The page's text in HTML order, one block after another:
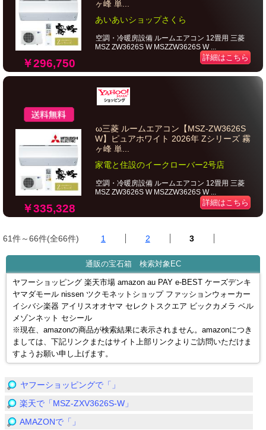
￥296,750
ヶ峰 単...
あいあいショップさくら
空調・冷暖房設備 ルームエアコン 12畳用 三菱
MSZ ZW3626S W MSZZW3626S W ...
詳細はこちら
￥335,328
ω三菱 ルームエアコン【MSZ-ZW3626S
W】ピュアホワイト 2026年 Zシリーズ 霧
ヶ峰 単...
家電と住設のイークローバー2号店
空調・冷暖房設備 ルームエアコン 12畳用 三菱
MSZ ZW3626S W MSZZW3626S W ...
詳細はこちら
61件～66件(全66件) 1 2 3
通販の宝石箱 検索対象EC
ヤフーショッピング 楽天市場 amazon au PAY e-BEST ケーズデンキ
ヤマダモール nissen ツクモネットショップ ファッションウォーカー
イシバシ楽器 アイリスオオヤマ セレクトスクエア ビックカメラ ベル
メゾンネット セシール
※現在、amazonの商品が検索結果に表示されません。amazonにつき
ましては、下記リンクまたはサイト上部リンクよりご訪問いただけま
すようお願い申し上げます。
ヤフーショッピングで「」
楽天で「MSZ-ZXV3626S-W」
AMAZONで「」